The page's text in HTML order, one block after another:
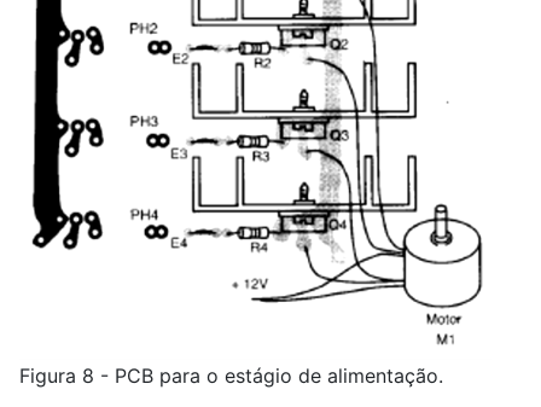
Figura 8 - PCB para o estágio de alimentação.